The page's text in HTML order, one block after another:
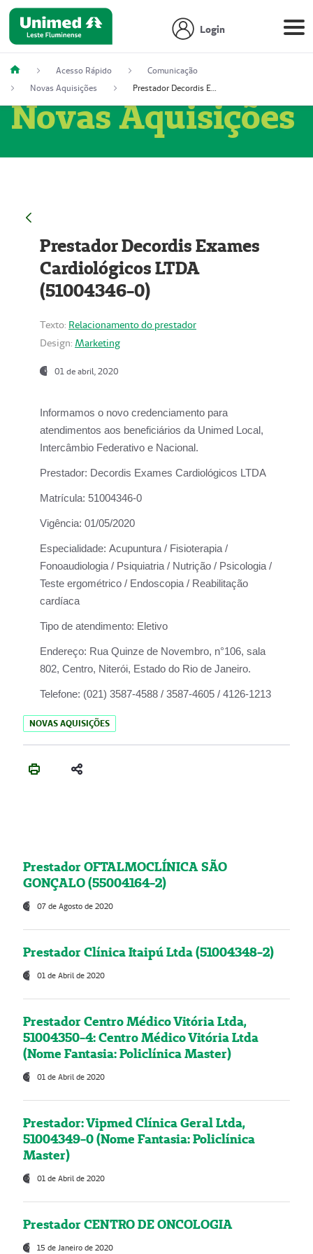
Login
Acesso Rápido
Comunicação
Novas Aquisições
Prestador Decordis Exames Cardiológicos LTDA (51004346-0)
Novas Aquisições
Prestador Decordis Exames
Cardiológicos LTDA
(51004346-0)
Texto: Relacionamento do prestador
Design: Marketing
01 de abril, 2020
Informamos o novo credenciamento para
atendimentos aos beneficiários da Unimed Local,
Intercâmbio Federativo e Nacional.
Prestador: Decordis Exames Cardiológicos LTDA
Matrícula: 51004346-0
Vigência: 01/05/2020
Especialidade: Acupuntura / Fisioterapia /
Fonoaudiologia / Psiquiatria / Nutrição / Psicologia /
Teste ergométrico / Endoscopia / Reabilitação
cardíaca
Tipo de atendimento: Eletivo
Endereço: Rua Quinze de Novembro, n°106, sala
802, Centro, Niterói, Estado do Rio de Janeiro.
Telefone: (021) 3587-4588 / 3587-4605 / 4126-1213
NOVAS AQUISIÇÕES
Prestador OFTALMOCLÍNICA SÃO
GONÇALO (55004164-2)
07 de Agosto de 2020
Prestador Clínica Itaipú Ltda (51004348-2)
01 de Abril de 2020
Prestador Centro Médico Vitória Ltda,
51004350-4: Centro Médico Vitória Ltda
(Nome Fantasia: Policlínica Master)
01 de Abril de 2020
Prestador: Vipmed Clínica Geral Ltda,
51004349-0 (Nome Fantasia: Policlínica
Master)
01 de Abril de 2020
Prestador CENTRO DE ONCOLOGIA
15 de Janeiro de 2020